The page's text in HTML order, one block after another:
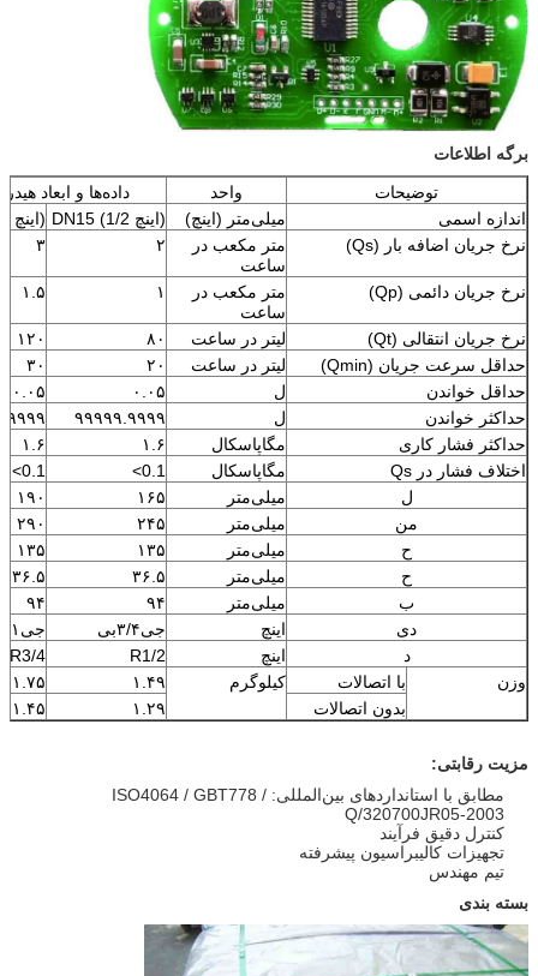
برگه اطلاعات
توضیحات
واحد
داده‌ها و ابعاد
اندازه اسمی
میلی‌متر (اینچ) DN15 (1/2 اینچ)
DN20 (3/4 اینچ)
نرخ جریان اضافه بار (Qs)
متر مکعب در
ساعت
۲ ۳
نرخ جریان دائمی (Qp)
متر مکعب در
ساعت
۱ ۱.۵
نرخ جریان انتقالی (Qt) لیتر در ساعت ۸۰
۱۲۰
حداقل سرعت جریان (Qmin)
لیتر در ساعت ۲۰
۳۰
حداقل خواندن
ل ۰.۰۵
۰.۰۵
حداکثر خواندن
ل ۹۹۹۹۹.۹۹۹۹
حداکثر فشار کاری
مگاپاسکال ۱.۶
۱.۶
اختلاف فشار در Qs
مگاپاسکال <0.1
<0.1
ل
میلی‌متر ۱۶۵
۱۹۰
من
میلی‌متر ۲۴۵
۲۹۰
ح
میلی‌متر ۱۳۵
۱۳۵
ح
میلی‌متر ۳۶.۵
۳۶.۵
ب
میلی‌متر ۹۴
۹۴
دی
اینچ جی۳/۴بی
جی۱بی
د
اینچ R1/2
R3/4
وزن
با اتصالات کیلوگرم ۱.۴۹
۱.۷۵
بدون اتصالات
۱.۲۹ ۱.۴۵
مزیت رقابتی:
مطابق با استانداردهای بین‌المللی: ISO4064 / GBT778 /
Q/320700JR05-2003
کنترل دقیق فرآیند
تجهیزات کالیبراسیون پیشرفته
تیم مهندس
بسته بندی